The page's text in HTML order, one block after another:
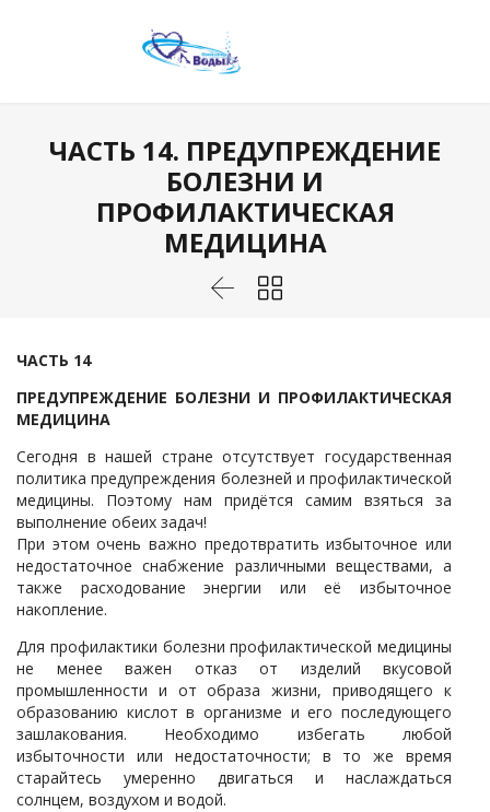
ЧАСТЬ 14. ПРЕДУПРЕЖДЕНИЕ
БОЛЕЗНИ И
ПРОФИЛАКТИЧЕСКАЯ
МЕДИЦИНА
 
ЧАСТЬ 14
ПРЕДУПРЕЖДЕНИЕ БОЛЕЗНИ И ПРОФИЛАКТИЧЕСКАЯ
МЕДИЦИНА
Сегодня в нашей стране отсутствует государственная
политика предупреждения болезней и профилактической
медицины. Поэтому нам придётся самим взяться за
выполнение обеих задач!
При этом очень важно предотвратить избыточное или
недостаточное снабжение различными веществами, а
также расходование энергии или её избыточное
накопление.
Для профилактики болезни профилактической медицины
не менее важен отказ от изделий вкусовой
промышленности и от образа жизни, приводящего к
образованию кислот в организме и его последующего
зашлакования. Необходимо избегать любой
избыточности или недостаточности; в то же время
старайтесь умеренно двигаться и наслаждаться
солнцем, воздухом и водой.